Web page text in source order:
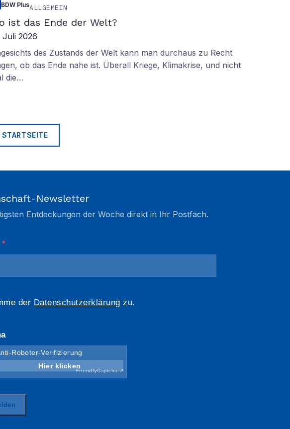
BDW PlusALLGEMEIN
ist das Ende der Welt?
Juli 2026
des Zustands der Welt kann man durchaus zu Recht
ob das Ende nahe ist. Überall Kriege, Klimakrise, und nicht
die…
STARTSEITE
Newsletter
Entdeckungen der Woche direkt in Ihr Postfach.